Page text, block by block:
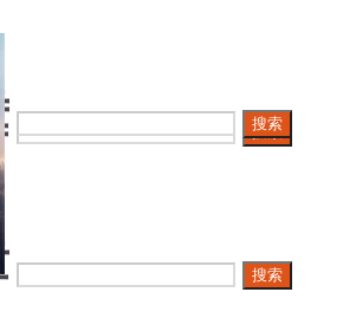
搜索
搜索
搜索